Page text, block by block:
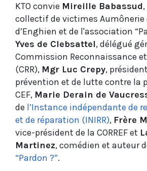
KTO convie Mireille Babassud
collectif de victimes Aumônerie
d’Enghien et de l'association
Yves de Clebsattel, délégué
Commission Reconnaissance
(CRR), Mgr Luc Crepy,
prévention et de lutte contre la
CEF, Marie Derain de
de l’Instance indépendante de
et de réparation (INIRR), Frère
vice-président de la CORREF et
Martinez, comédien et auteur
“Pardon ?”.